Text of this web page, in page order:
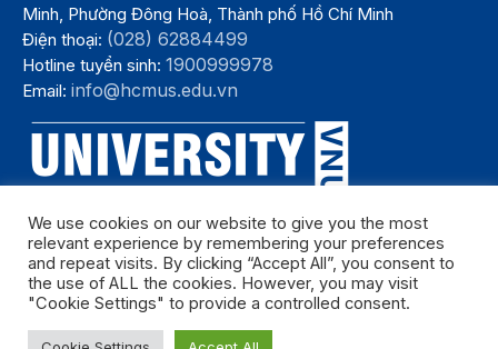
Minh, Phường Đông Hoà, Thành phố Hồ Chí Minh
Điện thoại: (028) 62884499
Hotline tuyển sinh:1900999978
Email:info@hcmus.edu.vn
Bản quyền thuộc Trường Đại học Khoa học tự nhiên, Đại học Quốc
We use cookies on our website to give you the most
relevant experience by remembering your preferences
and repeat visits. By clicking “Accept All”, you consent to
the use of ALL the cookies. However, you may visit
"Cookie Settings" to provide a controlled consent.